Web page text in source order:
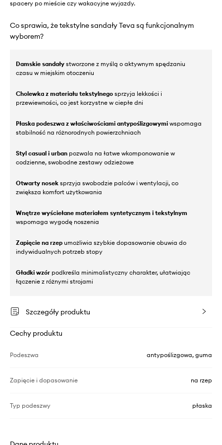
spacery po mieście czy wakacyjne wyjazdy.
Co sprawia, że tekstylne sandały Teva są funkcjonalnym
wyborem?
Damskie sandały stworzone z myślą o aktywnym spędzaniu
czasu w miejskim otoczeniu
Cholewka z materiału tekstylnego sprzyja lekkości i
przewiewności, co jest korzystne w ciepłe dni
Płaska podeszwa z właściwościami antypoślizgowymi wspomaga
stabilność na różnorodnych powierzchniach
Styl casual i urban pozwala na łatwe wkomponowanie w
codzienne, swobodne zestawy odzieżowe
Otwarty nosek sprzyja swobodzie palców i wentylacji, co
zwiększa komfort użytkowania
Wnętrze wyściełane materiałem syntetycznym i tekstylnym
wspomaga wygodę noszenia
Zapięcie na rzep umożliwia szybkie dopasowanie obuwia do
indywidualnych potrzeb stopy
Gładki wzór podkreśla minimalistyczny charakter, ułatwiając
łączenie z różnymi strojami
Szczegóły produktu
Cechy produktu
Podeszwa antypoślizgowa, guma
Zapięcie i dopasowanie na rzep
Typ podeszwy płaska